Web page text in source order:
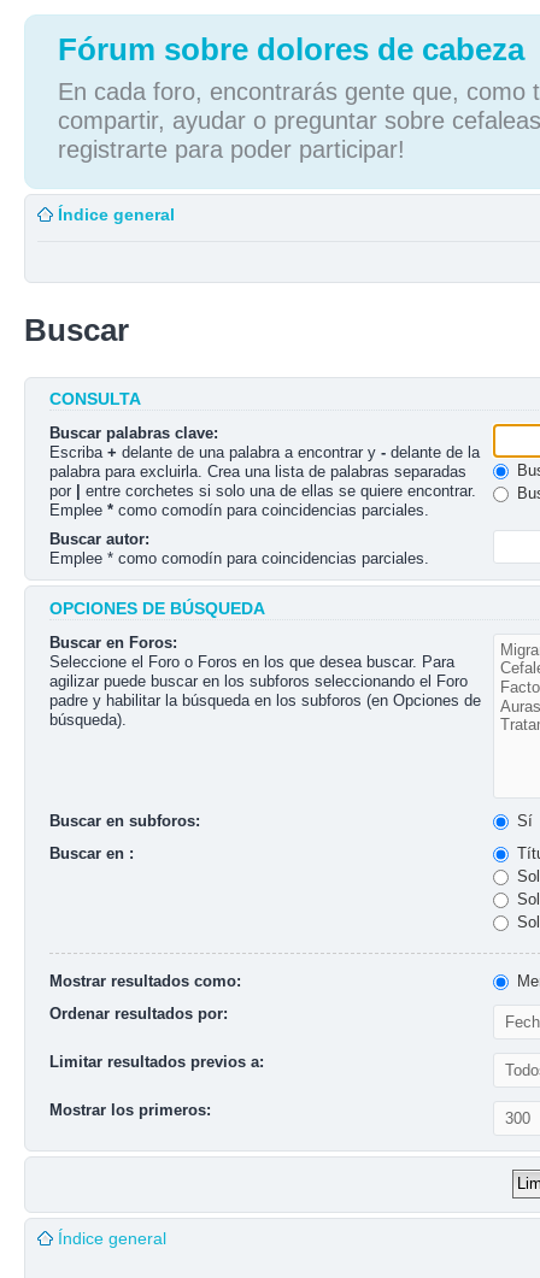
Fórum sobre dolores de cabeza
En cada foro, encontrarás gente que, como
compartir, ayudar o preguntar sobre
registrarte para poder participar!
Índice general
Buscar
CONSULTA
Buscar palabras clave:
Escriba + delante de una palabra a encontrar y - delante de la
palabra para excluirla. Crea una lista de palabras separadas
por
entre corchetes si solo una de ellas se quiere encontrar.
Emplee * como comodín para coincidencias parciales.
Buscar autor:
Emplee * como comodín para coincidencias parciales.
OPCIONES DE BÚSQUEDA
Buscar en Foros:
Seleccione el Foro o Foros en los que desea buscar. Para
agilizar puede buscar en los subforos seleccionando el Foro
padre y habilitar la búsqueda en los subforos (en Opciones de
búsqueda).
Buscar en subforos:
Sí
Buscar en :
Mostrar resultados como:
Ordenar resultados por:
Limitar resultados previos a:
Mostrar los primeros:
Índice general